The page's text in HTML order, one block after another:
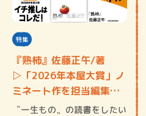
特集
『熟柿』佐藤正午/著
▷「2026年本屋大賞」ノ
ミネート作を担当編集者
が…
〝一生もの〟の読書をしたい